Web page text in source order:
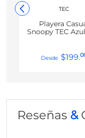
TEC
Playera
Snoopy TEC
$199.
Reseñas &